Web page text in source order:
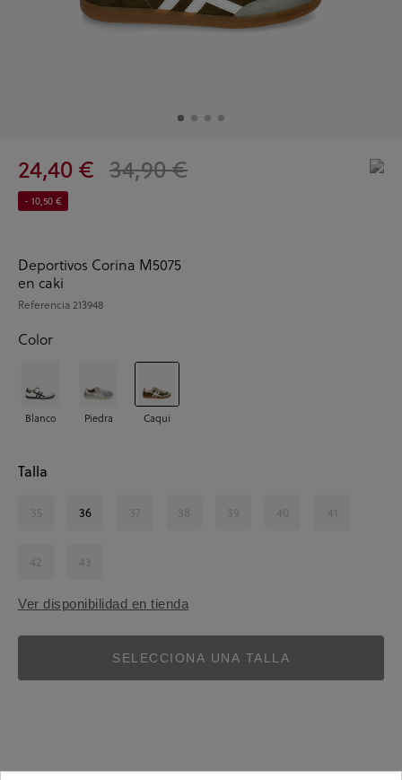
24,40 € 34,90 €
- 10,50 €
Deportivos Corina M5075
en caki
Referencia213948
Color
Blanco Piedra Caqui
Talla
35 36 37 38 39 40 41
42 43
Ver disponibilidad en tienda
SELECCIONA UNA TALLA